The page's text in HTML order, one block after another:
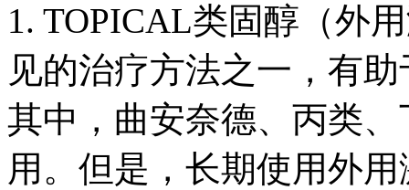
1. TOPICAL类固醇（外
见的治疗方法之一，有
其中，曲安奈德、丙类
用。但是，长期使用外